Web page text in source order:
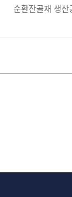
순환잔골재 생